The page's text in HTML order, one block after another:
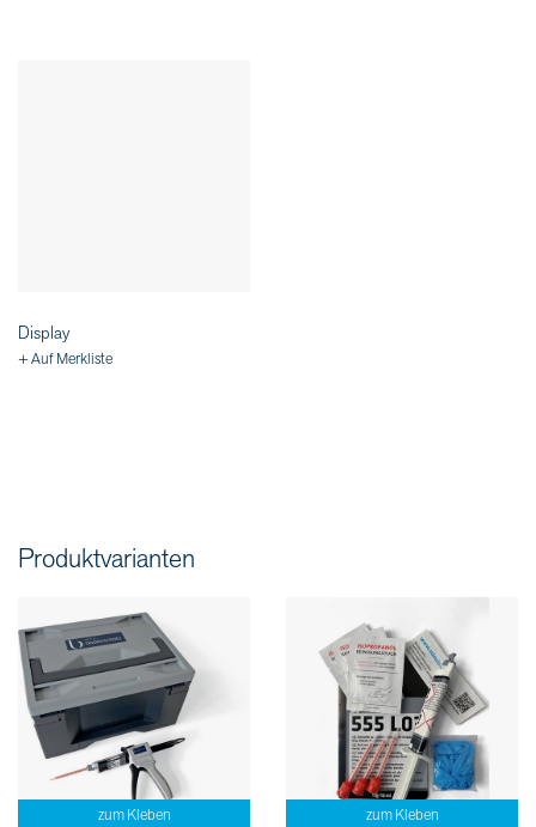
Display
+ Auf Merkliste
Produktvarianten
zum Kleben zum Kleben